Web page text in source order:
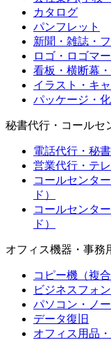
カタログ
パンフレット
新聞・雑誌・
ロゴ・ロゴマ
看板・横断幕
イラスト・キ
パッケージ・
秘書代行・コールセ
電話代行・秘
営業代行・テ
コールセンタ
ド）
コールセンタ
ド）
オフィス機器・事務
コピー機（複合
ビジネスフォン
パソコン・ノ
データ復旧
オフィス用品